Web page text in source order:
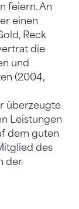
feiern. An
einen
Reck
die
und
(2004,
überzeugte
Leistungen
dem guten
des
der